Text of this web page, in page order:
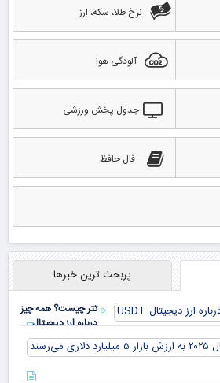
نرخ طلا، سکه، ارز
آلودگی هوا
جدول پخش ورزشی
فال حافظ
پربحث ترین خبرها
تتر چیست؟ همه چیز
درباره ارز دیجیتال
USDT